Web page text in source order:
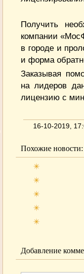
Получить
компании
в городе и
и форма
Заказывая
на лидеров
лицензию с
16-10-2019,
Похожие новости:
Добавление